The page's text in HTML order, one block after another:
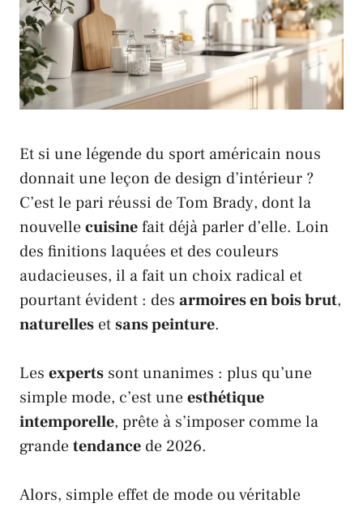
Et si une légende du sport américain nous
donnait une leçon de design d’intérieur ?
C’est le pari réussi deTom Brady, dont la
nouvellecuisinefait déjà parler d’elle. Loin
des finitions laquées et des couleurs
audacieuses, il a fait un choix radical et
pourtant évident : des armoires en bois brut,
naturelles etsans peinture.
Les experts sont unanimes : plus qu’une
simple mode, c’est uneesthétique
intemporelle, prête à s’imposer comme la
grandetendance de 2026.
Alors, simple effet de mode ou véritable